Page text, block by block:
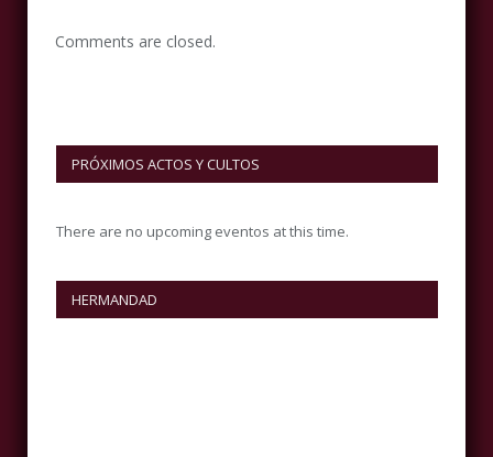
Comments are closed.
PRÓXIMOS ACTOS Y CULTOS
There are no upcoming eventos at this time.
HERMANDAD